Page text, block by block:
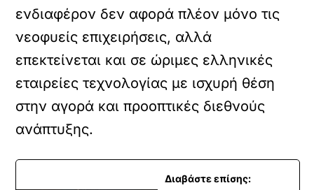
ενδιαφέρον δεν αφορά πλέον μόνο τις
νεοφυείς επιχειρήσεις, αλλά
επεκτείνεται και σε ώριμες ελληνικές
εταιρείες τεχνολογίας με ισχυρή θέση
στην αγορά και προοπτικές διεθνούς
ανάπτυξης.
Διαβάστε επίσης: